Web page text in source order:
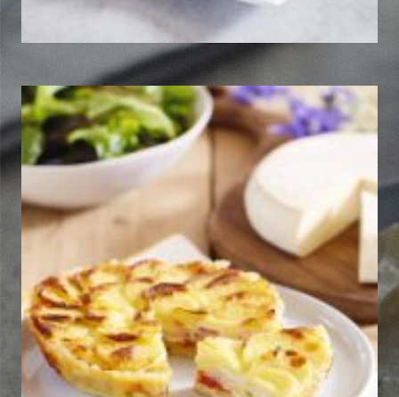
Tartiflette revisitée façon
estivale
Découvrir la recette